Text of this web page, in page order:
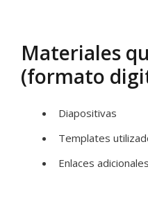
Materiales
(formato
Diapositivas
Templates
Enlaces